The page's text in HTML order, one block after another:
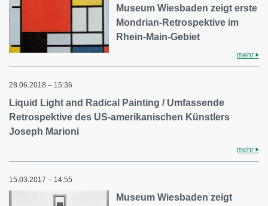
Museum Wiesbaden zeigt erste
Mondrian-Retrospektive im
Rhein-Main-Gebiet
mehr
28.06.2018 – 15:36
Liquid Light and Radical Painting / Umfassende
Retrospektive des US-amerikanischen Künstlers
Joseph Marioni
mehr
15.03.2017 – 14:55
Museum Wiesbaden zeigt